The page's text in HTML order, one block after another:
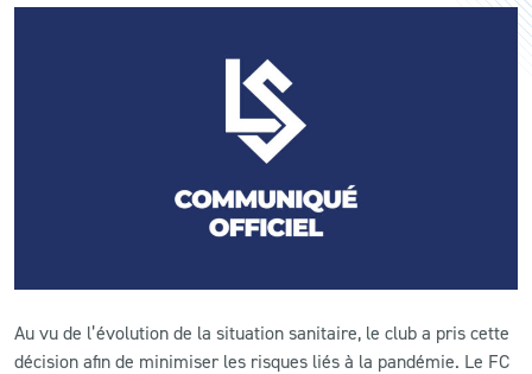
LS E-SHOP
Au vu de l’évolution de la situation sanitaire, le club a pris cette
décision afin de minimiser les risques liés à la pandémie. Le FC